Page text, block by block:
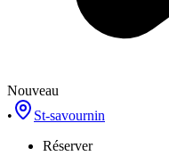
Nouveau
•
St-savournin
Réserver